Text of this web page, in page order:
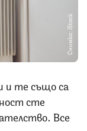
Снимка: iStock
и те също са
сте
Все